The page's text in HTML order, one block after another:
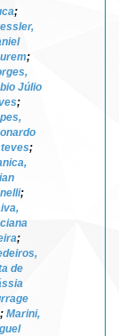
;
;
Júlio
;
;
;
;
de
; Marini,